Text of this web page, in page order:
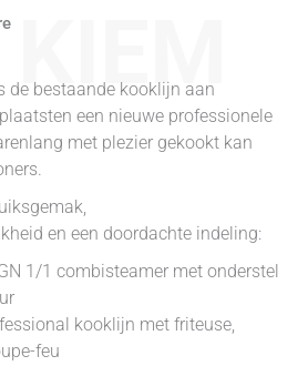
de bestaande kooklijn aan
een nieuwe professionele
met plezier gekookt kan
en een doordachte indeling:
1/1 combisteamer met onderstel
kooklijn met friteuse,
feu